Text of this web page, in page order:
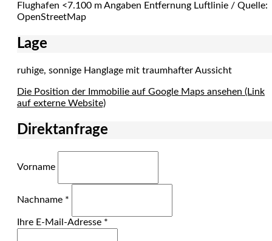
Flughafen <7.100 m Angaben Entfernung Luftlinie / Quelle:
OpenStreetMap
Lage
ruhige, sonnige Hanglage mit traumhafter Aussicht
Die Position der Immobilie auf Google Maps ansehen (Link
auf externe Website)
Direktanfrage
Vorname
Nachname *
Ihre E-Mail-Adresse *